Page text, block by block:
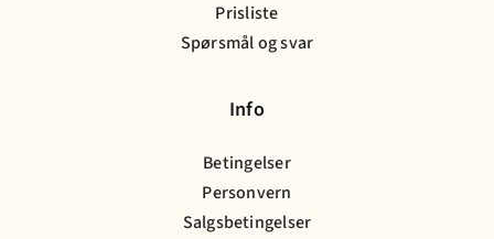
Prisliste
Spørsmål og svar
Info
Betingelser
Personvern
Salgsbetingelser